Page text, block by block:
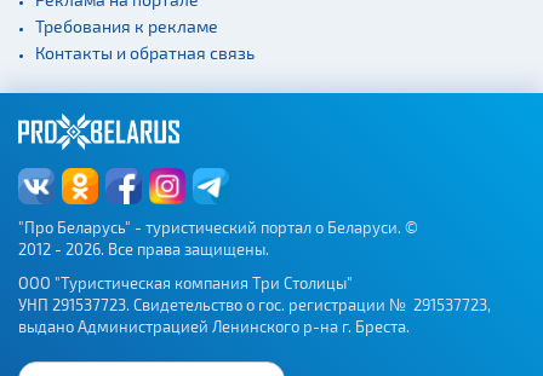
Требования к рекламе
Контакты и обратная связь
"Про Беларусь" - туристический портал о Беларуси. ©
2012 - 2026. Все права защищены.
ООО "Туристическая компания Три Столицы"
УНП 291537723. Свидетельство о гос. регистрации № 291537723,
выдано Администрацией Ленинского р-на г. Бреста.